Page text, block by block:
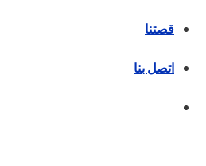
قصتنا
اتصل بنا